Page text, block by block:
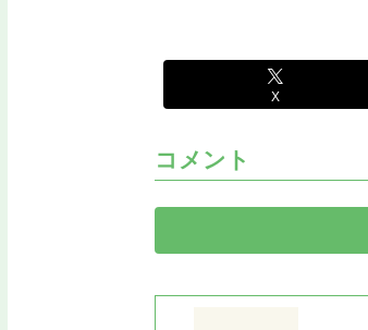
X
コメント